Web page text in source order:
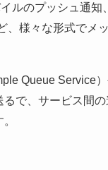
ルのプッシュ通知
、様々な形式でメ
Queue Service
るで、サービス間